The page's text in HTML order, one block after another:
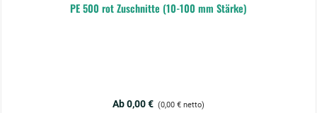
PE 500 rot Zuschnitte (10-100 mm Stärke)
Regulärer Preis:
Ab 0,00 € (0,00 € netto)